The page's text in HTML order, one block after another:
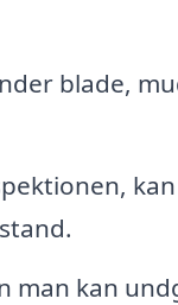
blade,
kan
man kan